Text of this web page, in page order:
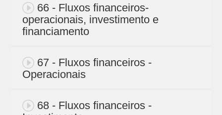
66 - Fluxos financeiros-
operacionais, investimento e
financiamento
67 - Fluxos financeiros -
Operacionais
68 - Fluxos financeiros -